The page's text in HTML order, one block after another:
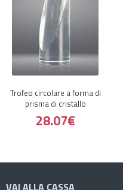
Trofeo circolare a forma di
prisma di cristallo
28.07€